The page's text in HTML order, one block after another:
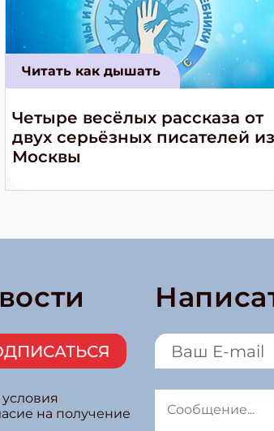
Читать как дышать
Четыре весёлых рассказа от
двух серьёзных писателей из
Москвы
на получение